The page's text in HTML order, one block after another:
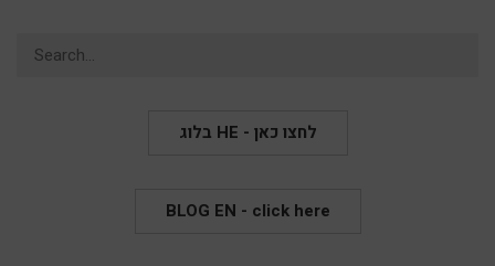
Search
בלוג HE - לחצו כאן
BLOG EN - click here